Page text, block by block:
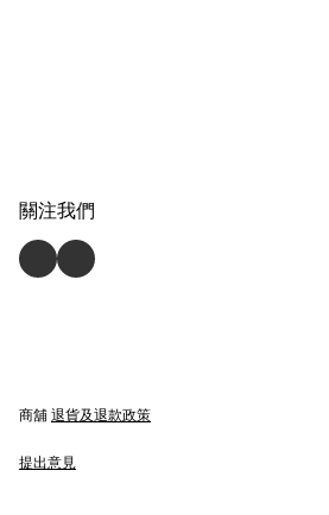
關注我們
商舖 退貨及退款政策
提出意見